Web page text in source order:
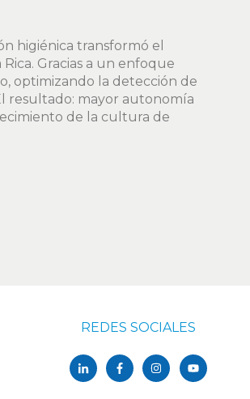
higiénica transformó el
Gracias a un enfoque
optimizando la detección de
resultado: mayor autonomía
de la cultura de
REDES SOCIALES